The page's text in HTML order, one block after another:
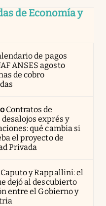
de Economía y
de pagos
ANSES agosto
de cobro
Contratos de
exprés y
qué cambia si
el proyecto de
Privada
Caputo y Rappallini: el
dejó al descubierto
entre el Gobierno y